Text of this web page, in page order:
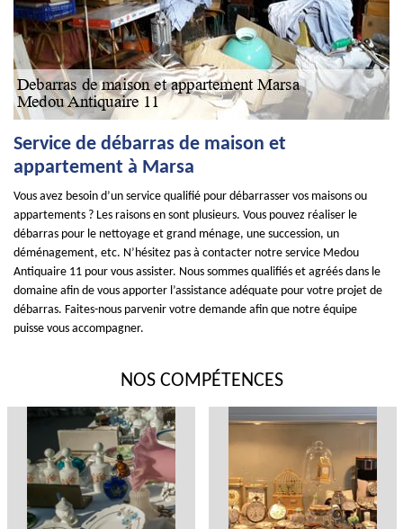
Service de débarras de maison et
appartement à Marsa
Vous avez besoin d’un service qualifié pour débarrasser vos maisons ou
appartements ? Les raisons en sont plusieurs. Vous pouvez réaliser le
débarras pour le nettoyage et grand ménage, une succession, un
déménagement, etc. N’hésitez pas à contacter notre service Medou
Antiquaire 11 pour vous assister. Nous sommes qualifiés et agréés dans le
domaine afin de vous apporter l’assistance adéquate pour votre projet de
débarras. Faites-nous parvenir votre demande afin que notre équipe
puisse vous accompagner.
NOS COMPÉTENCES